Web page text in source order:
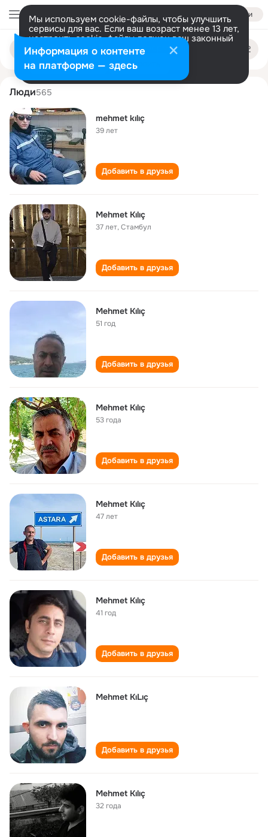
Войти
Мы используем cookie-файлы, чтобы улучшить
сервисы для вас. Если ваш возраст менее 13 лет,
настроить cookie-файлы должен ваш законный
представитель. Больше информации
Разрешить все Настроить
Поиск
людям
mehmet kılıç
Люди565
mehmet kılıç
39 лет
Добавить в друзья
Mehmet Kılıç
37 лет,Стамбул
Добавить в друзья
Mehmet Kılıç
51 год
Добавить в друзья
Mehmet Kılıç
53 года
Добавить в друзья
Mehmet Kılıç
47 лет
Добавить в друзья
Mehmet Kılıç
41 год
Добавить в друзья
Mehmet KıLıç
Добавить в друзья
Mehmet Kılıç
32 года
Информация о контенте
на платформе — здесь